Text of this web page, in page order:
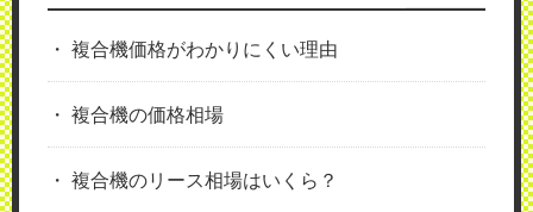
複合機価格がわかりにくい理由
複合機の価格相場
複合機のリース相場はいくら？